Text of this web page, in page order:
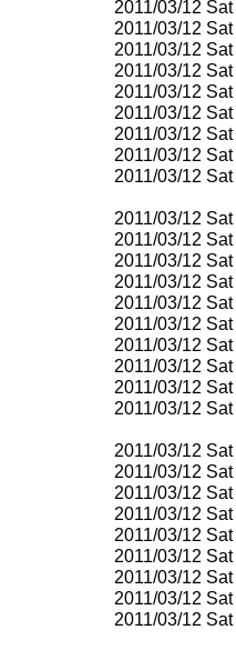
2011/03/12 Sat
2011/03/12 Sat
2011/03/12 Sat
2011/03/12 Sat
2011/03/12 Sat
2011/03/12 Sat
2011/03/12 Sat
2011/03/12 Sat
2011/03/12 Sat
2011/03/12 Sat
2011/03/12 Sat
2011/03/12 Sat
2011/03/12 Sat
2011/03/12 Sat
2011/03/12 Sat
2011/03/12 Sat
2011/03/12 Sat
2011/03/12 Sat
2011/03/12 Sat
2011/03/12 Sat
2011/03/12 Sat
2011/03/12 Sat
2011/03/12 Sat
2011/03/12 Sat
2011/03/12 Sat
2011/03/12 Sat
2011/03/12 Sat
2011/03/12 Sat